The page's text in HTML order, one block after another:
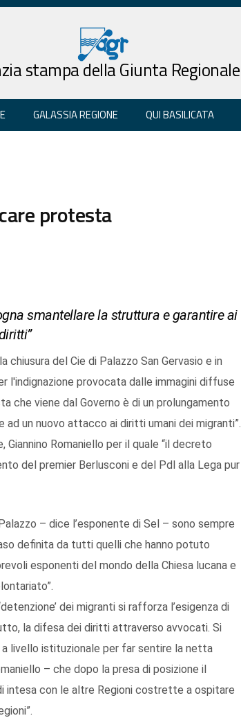
stampa della Giunta Regionale
GALASSIA REGIONE QUI BASILICATA
protesta
smantellare la struttura e garantire ai
del Cie di Palazzo San Gervasio e in
l'indignazione provocata dalle immagini diffuse
che viene dal Governo è di un prolungamento
ad un nuovo attacco ai diritti umani dei migranti”.
Giannino Romaniello per il quale “il decreto
del premier Berlusconi e del Pdl alla Lega pur
– dice l’esponente di Sel – sono sempre
definita da tutti quelli che hanno potuto
esponenti del mondo della Chiesa lucana e
dei migranti si rafforza l’esigenza di
la difesa dei diritti attraverso avvocati. Si
livello istituzionale per far sentire la netta
– che dopo la presa di posizione il
intesa con le altre Regioni costrette a ospitare